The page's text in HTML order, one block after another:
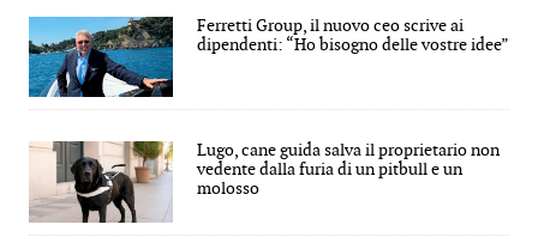
Ferretti Group, il nuovo ceo scrive ai
dipendenti: “Ho bisogno delle vostre idee”
Lugo, cane guida salva il proprietario non
vedente dalla furia di un pitbull e un
molosso